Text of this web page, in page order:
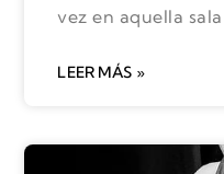
vez en aquella
LEER MÁS »